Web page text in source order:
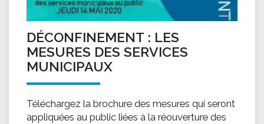
DÉCONFINEMENT : LES
MESURES DES SERVICES
MUNICIPAUX
Téléchargez la brochure des mesures qui seront
appliquées au public liées à la réouverture des